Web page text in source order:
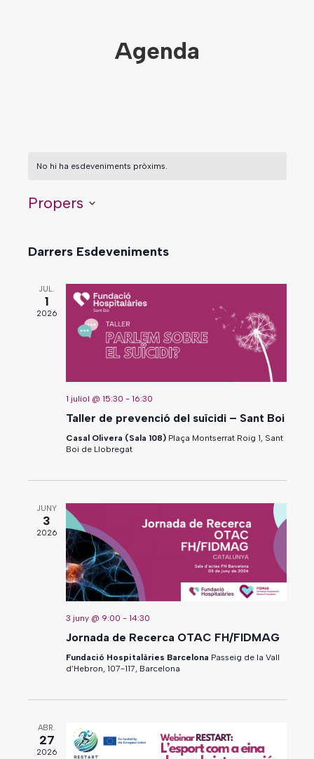
Agenda
No hi ha esdeveniments pròxims.
Propers
Selecciona
Darrers Esdeveniments
JUL.
1
2026
1 juliol @ 15:30 - 16:30
Taller de prevenció del suïcidi – Sant Boi
Casal Olivera (Sala 108) Plaça Montserrat Roig 1, Sant
Boi de Llobregat
JUNY
3
2026
3 juny @ 9:00 - 14:30
Jornada de Recerca OTAC FH/FIDMAG
Fundació Hospitalàries Barcelona Passeig de la Vall
d’Hebron, 107-117, Barcelona
ABR.
27
2026